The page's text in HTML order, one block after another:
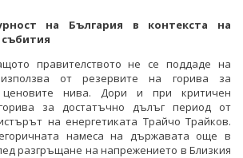
на България в контекста на
правителството не се поддаде на
от резервите на горива за
ценовите нива. Дори и при критичен
за достатъчно дълъг период от
на енергетиката Трайчо Трайков.
намеса на държавата още в
разгръщане на напрежението в Близкия